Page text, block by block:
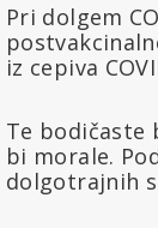
Pri dolgem
iz cepiva
Te bodičaste
bi morale.
dolgotrajnih